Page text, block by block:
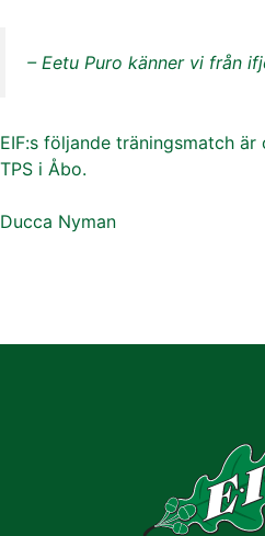
– Eetu Puro känner vi från
EIF:s följande träningsmatch
TPS i Åbo.
Ducca Nyman